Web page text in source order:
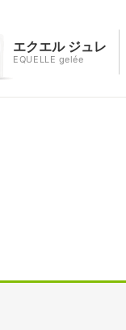
エクエル ジュレ
EQUELLE gelée